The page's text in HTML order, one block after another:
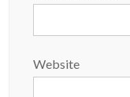
Website